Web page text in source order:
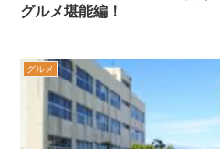
グルメ堪能編！
グルメ